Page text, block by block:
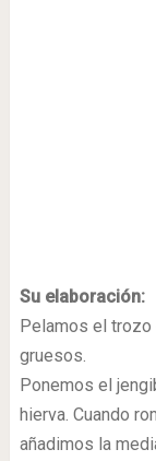
Su elaboración:
Pelamos el
gruesos.
Ponemos el
hierva. Cuando
añadimos la